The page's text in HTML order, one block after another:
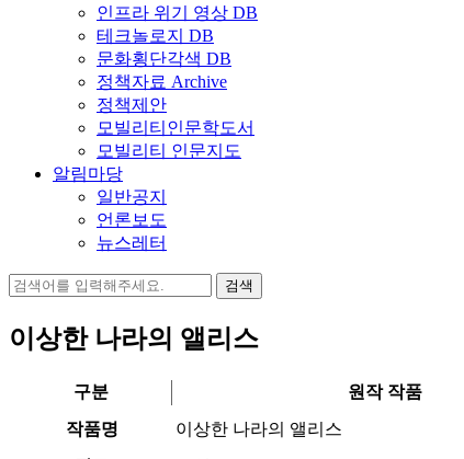
인프라 위기 영상 DB
테크놀로지 DB
문화횡단각색 DB
정책자료 Archive
정책제안
모빌리티인문학도서
모빌리티 인문지도
알림마당
일반공지
언론보도
뉴스레터
검
이상한 나라의 앨리스
구분 원작 작품
작품명
이상한 나라의 앨리스